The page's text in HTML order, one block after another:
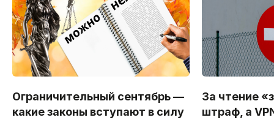
Ограничительный сентябрь —
какие законы вступают в силу
За чтение
штраф, а